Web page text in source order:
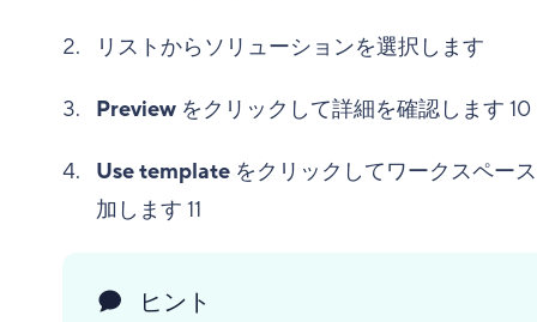
リストからソリューションを選択します
Preview をクリックして詳細を確認します 10
Use template をクリックしてワークスペー
加します 11
ヒント